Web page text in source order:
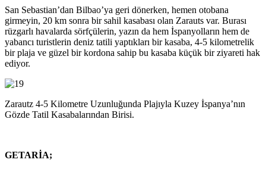
San Sebastian’dan Bilbao’ya geri dönerken, hemen otobana
girmeyin, 20 km sonra bir sahil kasabası olan Zarauts var. Burası
rüzgarlı havalarda sörfçülerin, yazın da hem İspanyolların hem de
yabancı turistlerin deniz tatili yaptıkları bir kasaba, 4-5 kilometrelik
bir plaja ve güzel bir kordona sahip bu kasaba küçük bir ziyareti hak
ediyor.
Zarautz 4-5 Kilometre Uzunluğunda Plajıyla Kuzey İspanya’nın
Gözde Tatil Kasabalarından Birisi.
GETARİA;